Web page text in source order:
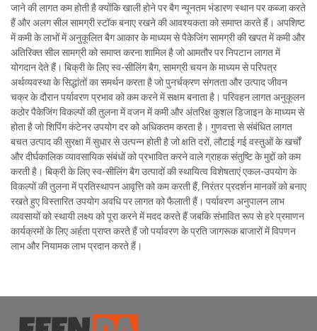
जाने की लागत कम होती है क्योंकि खाली होने पर बैग न्यूनतम भंडारण स्थान पर कब्जा करते
हैं और अलग सील सामग्री स्टॉक बनाए रखने की आवश्यकता को समाप्त करते हैं। अपशिष्ट
में कमी के लाभों में अनुकूलित बैग आकार के माध्यम से पैकेजिंग सामग्री की खपत में कमी और
अतिरिक्त सील सामग्री को समाप्त करना शामिल है जो आमतौर पर निपटान लागत में
योगदान देते हैं। बिक्री के लिए स्व-सीलिंग बैग, सामग्री चयन के माध्यम से परिपत्र
अर्थव्यवस्था के सिद्धांतों का समर्थन करता है जो पुनर्चक्रण संगतता और उत्पाद जीवन
चक्र के दौरान पर्यावरण प्रभाव को कम करने में सक्षम बनाता है। परिवहन लागत अनुकूलन
कठोर पैकेजिंग विकल्पों की तुलना में वजन में कमी और अंतरिक्ष कुशल डिजाइन के माध्यम से
होता है जो शिपिंग कंटेनर उपयोग दर को अधिकतम करता है। गुणवत्ता से संबंधित लागत
बचत उत्पाद की सुरक्षा में सुधार से उत्पन्न होती है जो क्षति दरों, लौटाई गई वस्तुओं के खर्चों
और दीर्घकालिक व्यावसायिक संबंधों को प्रभावित करने वाले ग्राहक संतुष्टि के मुद्दों को कम
करती है। बिक्री के लिए स्व-सीलिंग बैग उत्पादों की स्थायित्व विशेषताएं एकल-उपयोग के
विकल्पों की तुलना में प्रतिस्थापन आवृत्ति को कम करती हैं, निरंतर प्रदर्शन मानकों को बनाए
रखते हुए विस्तारित उपयोग अवधि पर लागत को फैलाती हैं। पर्यावरण अनुपालन लाभ
व्यवसायों को स्थायी लक्ष्य को पूरा करने में मदद करते हैं जबकि संभावित रूप से हरे प्रमाणन
कार्यक्रमों के लिए अर्हता प्राप्त करते हैं जो पर्यावरण के प्रति जागरूक बाजारों में विपणन
लाभ और नियामक लाभ प्रदान करते हैं।